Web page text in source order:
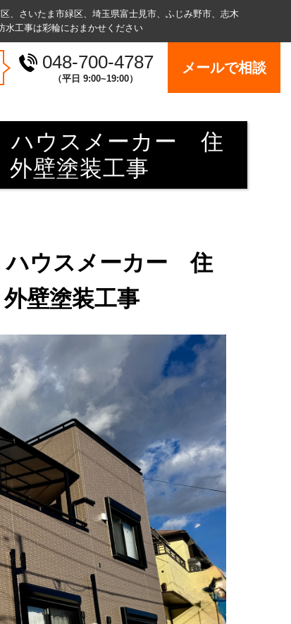
、さいたま市緑区、埼玉県富士見市、ふじみ野市、志木
水⼯事は彩輪におまかせください
048-700-4787
（平⽇ 9:00~19:00）
メールで相談
ハウスメーカー 住
壁塗装工事
ウスメーカー 住
壁塗装工事